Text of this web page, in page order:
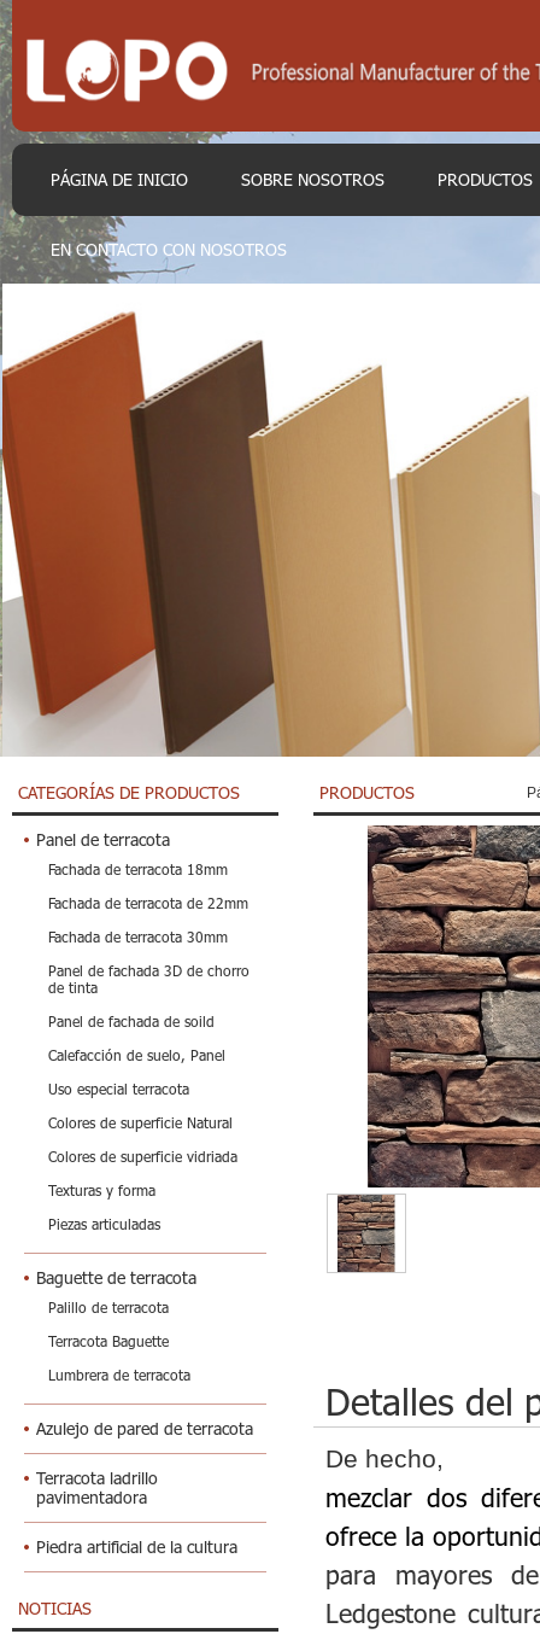
PÁGINA DE INICIO SOBRE NOSOTROS PRODUCTOS
EN CONTACTO CON NOSOTROS
CATEGORÍAS DE PRODUCTOS
Panel de terracota
Fachada de terracota 18mm
Fachada de terracota de 22mm
Fachada de terracota 30mm
Panel de fachada 3D de chorro
de tinta
Panel de fachada de soild
Calefacción de suelo, Panel
Uso especial terracota
Colores de superficie Natural
Colores de superficie vidriada
Texturas y forma
Piezas articuladas
Baguette de terracota
Palillo de terracota
Terracota Baguette
Lumbrera de terracota
Azulejo de pared de terracota
Terracota ladrillo
pavimentadora
Piedra artificial de la cultura
NOTICIAS
PRODUCTOS
Detalles del
De hecho,
mezclar dos
ofrece la
para mayores
Ledgestone